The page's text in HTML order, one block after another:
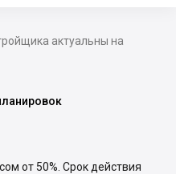
актуальны на
от 50%. Срок действия